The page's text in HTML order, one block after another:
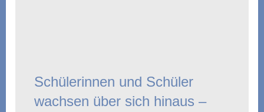
Schülerinnen und Schüler
wachsen über sich hinaus –